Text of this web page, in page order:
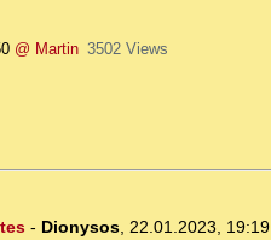
@ Martin 3502 Views
- Dionysos, 22.01.2023, 19:19